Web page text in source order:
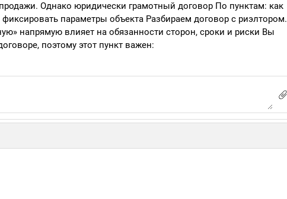
Однако юридически грамотный договор По пунктам: как
параметры объекта Разбираем договор с риэлтором.
напрямую влияет на обязанности сторон, сроки и риски Вы
поэтому этот пункт важен: